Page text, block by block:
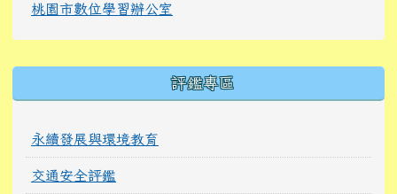
桃園市數位學習辦公室
評鑑專區
永續發展與環境教育
交通安全評鑑